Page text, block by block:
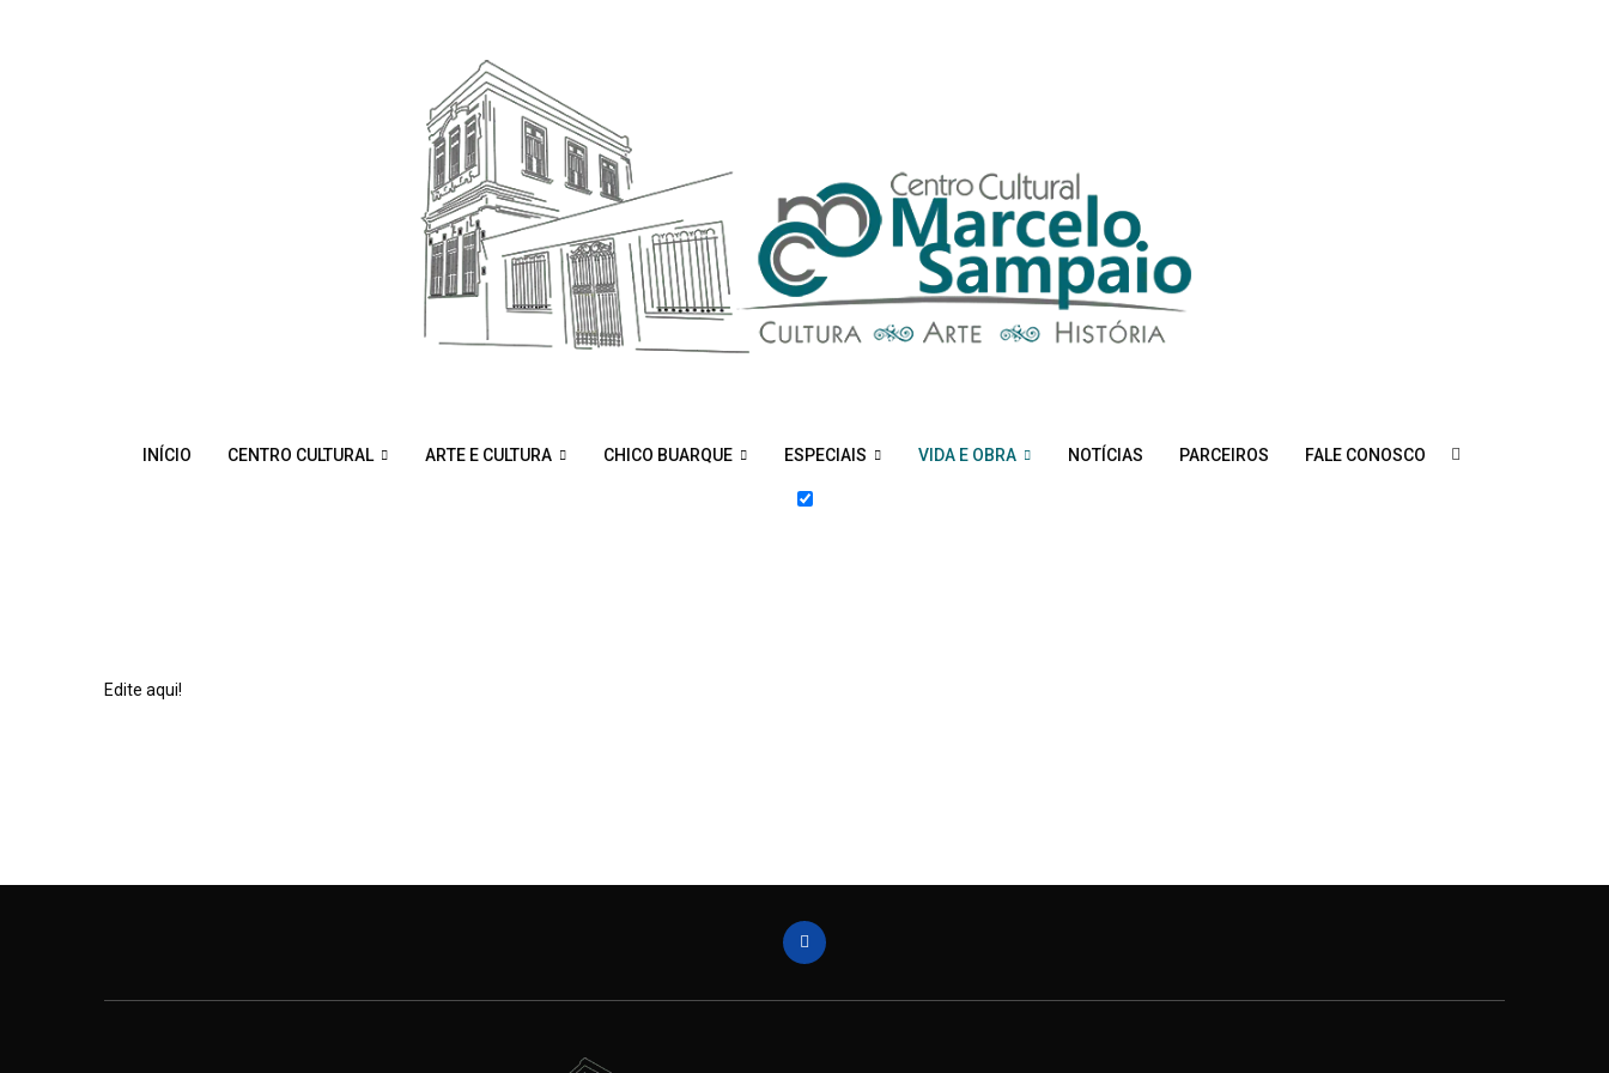
INÍCIO CENTRO CULTURAL ARTE E CULTURA CHICO BUARQUE ESPECIAIS VIDA E OBRA NOTÍCIAS PARCEIROS FALE CONOSCO
Edite aqui!